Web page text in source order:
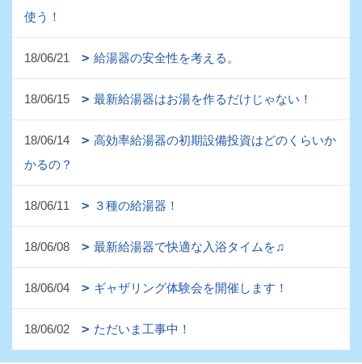
使う！
18/06/21 給湯器の安全性を考える。
18/06/15 最新給湯器はお湯を作るだけじゃない！
18/06/14
高効率給湯器の初期設備投資はどのくらいか
かるの？
18/06/11 ３種の給湯器！
18/06/08 最新給湯器で快適な入浴タイムを♫
18/06/04 ギャザリング体験会を開催します！
18/06/02 ただいま工事中！